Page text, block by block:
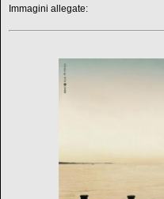
Immagini allegate: